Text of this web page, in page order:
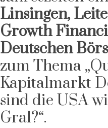
Linsingen,
Growth
Deutschen
zum Thema
Kapitalmarkt
sind die USA
Gral?“.